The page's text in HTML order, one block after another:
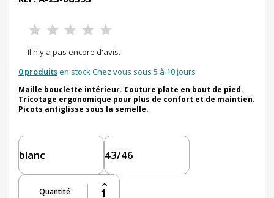
Il n'y a pas encore d'avis.
0 produitsen stock Chez vous sous 5 à 10 jours
Maille bouclette intérieur. Couture plate en bout de pied.
Tricotage ergonomique pour plus de confort et de maintien.
Picots antiglisse sous la semelle.
Quantité